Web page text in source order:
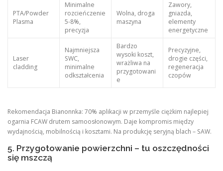
PTA/Powder
Plasma
Minimalne
rozcieńczenie
5-8%,
precyzja
Wolna, droga
maszyna
Zawory,
gniazda,
elementy
energetyczne
Laser
cladding
Najmniejsza
SWC,
minimalne
odkształcenia
Bardzo
wysoki koszt,
wrażliwa na
przygotowani
e
Precyzyjne,
drogie części,
regeneracja
czopów
Rekomendacja Bianonnka: 70% aplikacji w przemyśle ciężkim najlepiej
ogarnia FCAW drutem samoosłonowym. Daje kompromis między
wydajnością, mobilnością i kosztami. Na produkcję seryjną blach – SAW.
5. Przygotowanie powierzchni – tu oszczędności
się mszczą